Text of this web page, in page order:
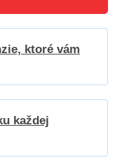
ktoré vám
každej